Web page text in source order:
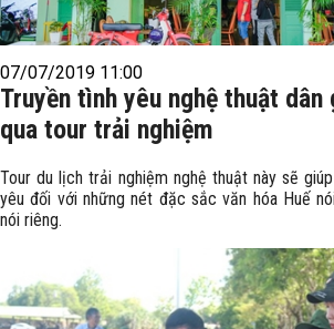
07/07/2019 11:00
Truyền tình yêu nghệ thuật
qua tour trải nghiệm
Tour du lịch trải nghiệm nghệ thuật này sẽ
yêu đối với những nét đặc sắc văn hóa Huế
nói riêng.